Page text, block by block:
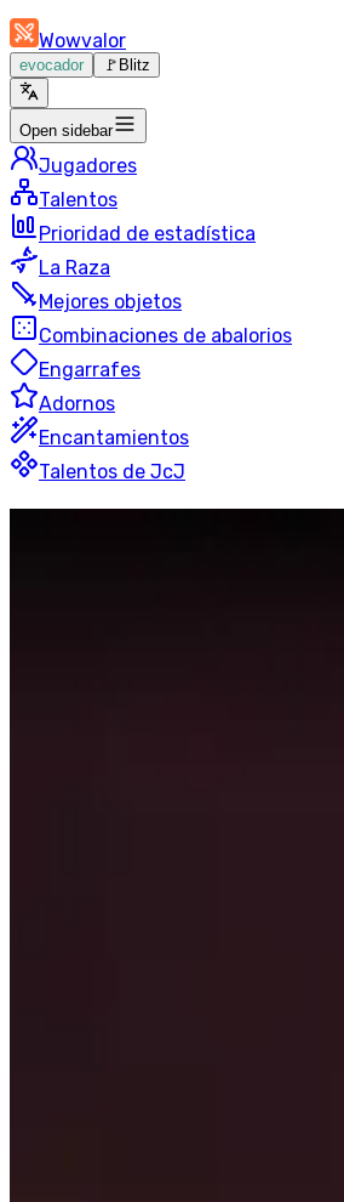
Wowvalor
evocador 🚩 Blitz
Open sidebar
Jugadores
Talentos
Prioridad de estadística
La Raza
Mejores objetos
Combinaciones de abalorios
Engarrafes
Adornos
Encantamientos
Talentos de JcJ